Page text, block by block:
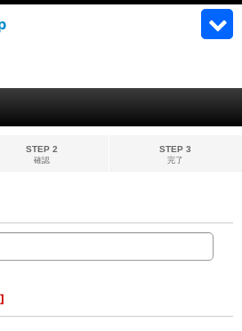
STEP 2
確認
STEP 3
完了
]